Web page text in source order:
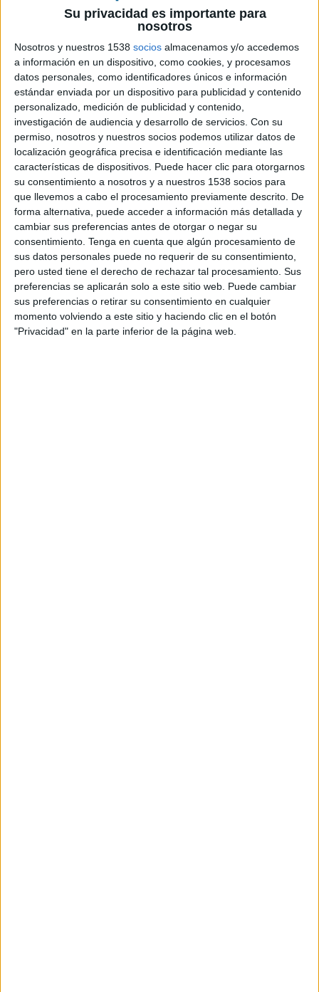
Su privacidad es importante para
nosotros
Nosotros y nuestros 1538 socios almacenamos y/o accedemos
a información en un dispositivo, como cookies, y procesamos
datos personales, como identificadores únicos e información
estándar enviada por un dispositivo para publicidad y contenido
personalizado, medición de publicidad y contenido,
investigación de audiencia y desarrollo de servicios. Con su
permiso, nosotros y nuestros socios podemos utilizar datos de
localización geográfica precisa e identificación mediante las
características de dispositivos. Puede hacer clic para otorgarnos
su consentimiento a nosotros y a nuestros 1538 socios para
que llevemos a cabo el procesamiento previamente descrito. De
forma alternativa, puede acceder a información más detallada y
cambiar sus preferencias antes de otorgar o negar su
consentimiento. Tenga en cuenta que algún procesamiento de
sus datos personales puede no requerir de su consentimiento,
pero usted tiene el derecho de rechazar tal procesamiento. Sus
preferencias se aplicarán solo a este sitio web. Puede cambiar
sus preferencias o retirar su consentimiento en cualquier
momento volviendo a este sitio y haciendo clic en el botón
"Privacidad" en la parte inferior de la página web.
28 DE ENERO DE 2016
El posgrado, que tendrá lugar entre abril y julio,
estará dirigido a un público profesional que se
encuentre desempeñando su labor en este
ámbito o tenga un interés por el desarrollo
profesional en los asuntos públicos
La consultora Llorente & Cuenca y la Universidad Carlos III de Madrid (UC3M) han
puesto en marcha el primer título de especialista en Asuntos Públicos y Lobbying
con el fin de ofrecer formación a profesionales con titulación universitaria que
estén desarrollando su labor en este ámbito cuyo principal objetivo es facilitar la
conversación de las empresas y organizaciones con los poderes públicos.
El programa de estudios de esta titulación de posgrado, que arrancará en abril y
finalizará en julio, incorpora aspectos claves para el ejercicio de la profesión,
como el entendimiento de los escenarios políticos e institucionales de la actividad
del lobby y el ejercicio de la gestión de la influencia por los diversos niveles
institucionales, así como las diferencias existentes por sectores (farmacéutico,
banca, defensa, industria alimentaria y de bebidas, energía, telecomunicaciones,
etc.). Por su parte, Llorente & Cuenca incorporará su experiencia en este ámbito